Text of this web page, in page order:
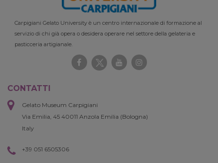
Carpigiani Gelato University è un centro internazionale di formazione al
servizio di chi già opera o desidera operare nel settore della gelateria e
pasticceria artigianale.
CONTATTI
Gelato Museum Carpigiani
Via Emilia, 45 40011 Anzola Emilia (Bologna)
Italy
+39 051 6505306